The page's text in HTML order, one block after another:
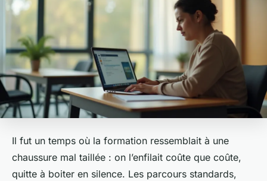
Il fut un temps où la formation ressemblait à une
chaussure mal taillée : on l’enfilait coûte que coûte,
quitte à boiter en silence. Les parcours standards,